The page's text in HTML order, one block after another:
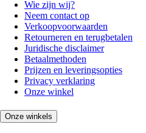
Wie zijn wij?
Neem contact op
Verkoopvoorwaarden
Retourneren en terugbetalen
Juridische disclaimer
Betaalmethoden
Prijzen en leveringsopties
Privacy verklaring
Onze winkel
Onze winkels